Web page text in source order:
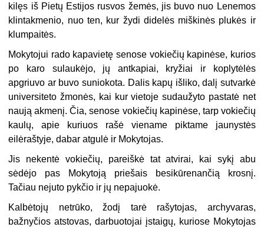
kilęs iš Pietų Estijos rusvos žemės, jis buvo nuo Lenemos
klintakmenio, nuo ten, kur žydi didelės miškinės plukės ir
klumpaitės.
Mokytojui rado kapavietę senose vokiečių kapinėse, kurios
po karo sulaukėjo, jų antkapiai, kryžiai ir koplytėlės
apgriuvo ar buvo suniokota. Dalis kapų išliko, dalį sutvarkė
universiteto žmonės, kai kur vietoje sudaužyto pastatė net
naują akmenį. Čia, senose vokiečių kapinėse, tarp vokiečių
kaulų, apie kuriuos rašė viename piktame jaunystės
eilėraštyje, dabar atgulė ir Mokytojas.
Jis nekentė vokiečių, pareiškė tat atvirai, kai sykį abu
sėdėjo pas Mokytoją priešais besikūrenančią krosnį.
Tačiau nejuto pykčio ir jų nepajuokė.
Kalbėtojų netrūko, žodį tarė rašytojas, archyvaras,
bažnyčios atstovas, darbuotojai įstaigų, kuriose Mokytojas